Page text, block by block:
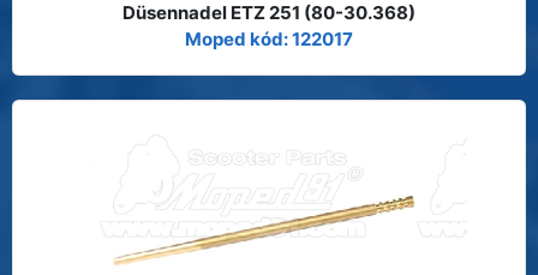
Düsennadel ETZ 251 (80-30.368)
Moped kód: 122017